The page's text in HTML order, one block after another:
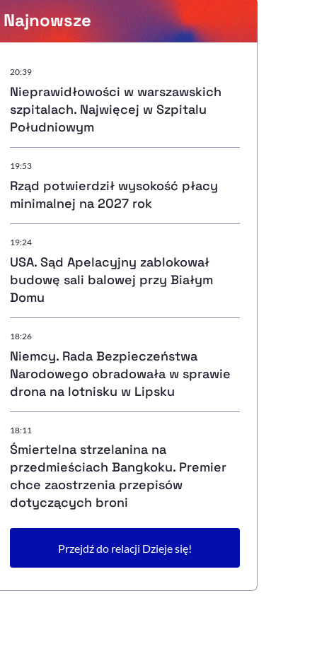
Ułatwienia dostępności wspierają:
Sprawdź, jak i dlaczego zwiększamy dostępność
Deklaracja dostępności, otwiera się w nowym oknie
Zgłoś problem
Najnowsze
20:39
Nieprawidłowości w warszawskich
szpitalach. Najwięcej w Szpitalu
Południowym
19:53
Rząd potwierdził wysokość płacy
minimalnej na 2027 rok
19:24
USA. Sąd Apelacyjny zablokował
budowę sali balowej przy Białym
Domu
18:26
Niemcy. Rada Bezpieczeństwa
Narodowego obradowała w sprawie
drona na lotnisku w Lipsku
18:11
Śmiertelna strzelanina na
przedmieściach Bangkoku. Premier
chce zaostrzenia przepisów
dotyczących broni
Przejdź do relacji Dzieje się!